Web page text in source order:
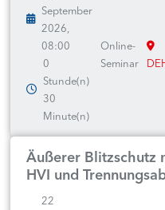
September
2026,
08:00
0
Stunde(n)
30
Minute(n)
Online-
Seminar
Äußerer Blitzschutz
HVI und
22